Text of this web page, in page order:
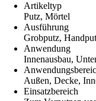
Artikeltyp
Putz, Mörtel
Ausführung
Grobputz,
Anwendung
Innenausbau,
Außen, Decke,
Einsatzbereich